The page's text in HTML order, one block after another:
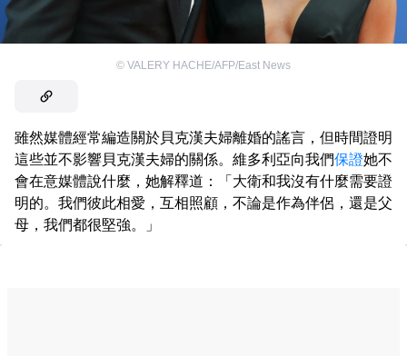
© VALERY HACHE/AFP/East News
雖然媒體經常編造關於貝克漢夫婦離婚的謠言，但時間證明
這些並不影響貝克漢夫婦的關係。維多利亞向我們保證她不
會在意媒體說什麼，她解釋道：「大衛和我沒有什麼需要證
明的。我們彼此相愛，互相照顧，不論是作為伴侶，還是父
母，我們都很堅強。」